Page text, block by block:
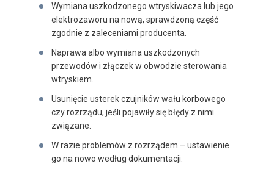
Wymiana uszkodzonego wtryskiwacza lub jego
elektrozaworu na nową, sprawdzoną część
zgodnie z zaleceniami producenta.
Naprawa albo wymiana uszkodzonych
przewodów i złączek w obwodzie sterowania
wtryskiem.
Usunięcie usterek czujników wału korbowego
czy rozrządu, jeśli pojawiły się błędy z nimi
związane.
W razie problemów z rozrządem – ustawienie
go na nowo według dokumentacji.